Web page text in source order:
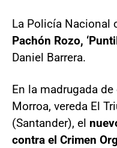
La Policía Nacional
Pachón Rozo,
Daniel Barrera.
En la madrugada
Morroa, vereda El
(Santander), el
contra el Crimen